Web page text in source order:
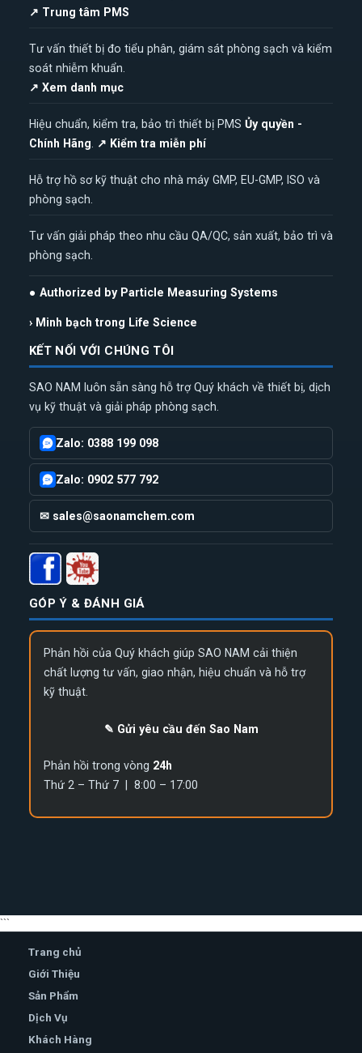
↗ Trung tâm PMS
Tư vấn thiết bị đo tiểu phân, giám sát phòng sạch và kiểm
soát nhiễm khuẩn.
↗ Xem danh mục
Hiệu chuẩn, kiểm tra, bảo trì thiết bị PMS Ủy quyền -
Chính Hãng
↗ Kiểm tra miễn phí
Hỗ trợ hồ sơ kỹ thuật cho nhà máy GMP, EU-GMP, ISO và
phòng sạch.
Tư vấn giải pháp theo nhu cầu QA/QC, sản xuất, bảo trì và
phòng sạch.
● Authorized by Particle Measuring Systems
› Minh bạch trong Life Science
KẾT NỐI VỚI CHÚNG TÔI
SAO NAM luôn sẵn sàng hỗ trợ Quý khách về thiết bị, dịch
vụ kỹ thuật và giải pháp phòng sạch.
Zalo: 0388 199 098
Zalo: 0902 577 792
✉ sales@saonamchem.com
GÓP Ý & ĐÁNH GIÁ
Phản hồi của Quý khách giúp SAO NAM cải thiện
chất lượng tư vấn, giao nhận, hiệu chuẩn và hỗ trợ
kỹ thuật.
✎ Gửi yêu cầu đến Sao Nam
Phản hồi trong vòng 24h
Thứ 2 – Thứ 7 | 8:00 – 17:00
```
Trang chủ
Giới Thiệu
Sản Phẩm
Dịch Vụ
Khách Hàng